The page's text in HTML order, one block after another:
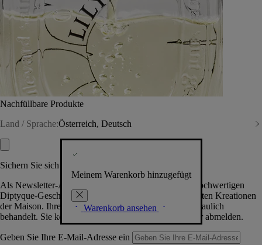
Nachfüllbare Produkte
Land / Sprache:Österreich, Deutsch
Meinem Warenkorb hinzugefügt
Warenkorb ansehen
Sichern Sie sich exklusive Vorteile
Als Newsletter-Abonnent.in erhalten Sie Zugang zu hochwertigen
Diptyque-Geschenken, Events & News über die neuesten Kreationen
der Maison. Ihre Daten werden selbstverständlich vertraulich
behandelt. Sie können sich jederzeit problemlos wieder abmelden.
Geben Sie Ihre E-Mail-Adresse ein